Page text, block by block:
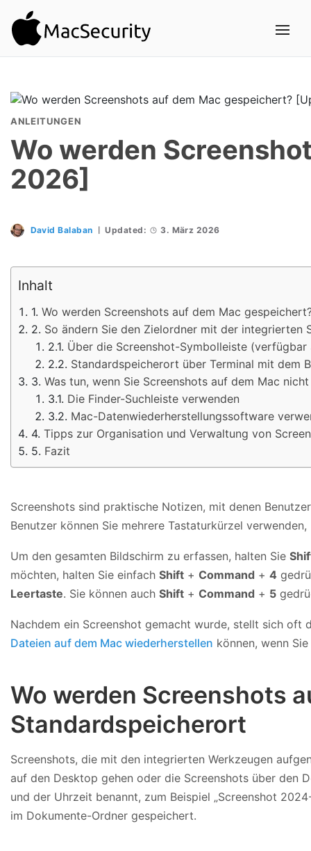
ANLEITUNGEN
Wo werden
2026]
David Balaban Updated: 3. März 2026
Inhalt
Wo werden Screenshots auf dem Mac
So ändern Sie den Zielordner mit der integrierten
Über die Screenshot-Symbolleiste (verfügbar
Standardspeicherort über Terminal mit dem
Was tun, wenn Sie Screenshots auf dem Mac
Die Finder-Suchleiste verwenden
Mac-Datenwiederherstellungssoftware
Tipps zur Organisation und Verwaltung von
Fazit
Screenshots sind praktische Notizen, mit denen
Benutzer können Sie mehrere Tastaturkürzel
Um den gesamten Bildschirm zu erfassen, halten Sie
möchten, halten Sie einfach Shift + Command + 4
Leertaste. Sie können auch Shift + Command + 5
Nachdem ein Screenshot gemacht wurde, stellt sich
Dateien auf dem Mac wiederherstellen können, wenn
Wo werden Screenshots
Standardspeicherort
Screenshots, die mit den integrierten Werkzeugen
auf den Desktop gehen oder die Screenshots über den
und der Uhrzeit benannt, zum Beispiel „Screenshot
im Dokumente-Ordner gespeichert.